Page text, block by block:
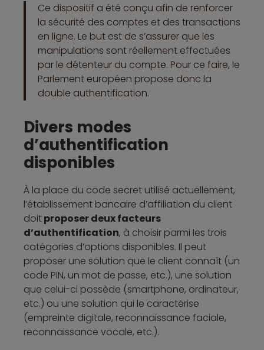
Ce dispositif a été conçu afin de renforcer
la sécurité des comptes et des transactions
en ligne. Le but est de s’assurer que les
manipulations sont réellement effectuées
par le détenteur du compte. Pour ce faire, le
Parlement européen propose donc la
double authentification.
Divers modes
d’authentification
disponibles
À la place du code secret utilisé actuellement,
l’établissement bancaire d’affiliation du client
doitproposer deux facteurs
d’authentification, à choisir parmi les trois
catégories d’options disponibles. Il peut
proposer une solution que le client connaît (un
code PIN, un mot de passe, etc.), une solution
que celui-ci possède (smartphone, ordinateur,
etc.) ou une solution qui le caractérise
(empreinte digitale, reconnaissance faciale,
reconnaissance vocale, etc.).